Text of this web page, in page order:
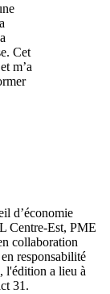
Cet
m’a
d’économie
Centre-Est, PME
collaboration
responsabilité
l'édition a lieu à
31.